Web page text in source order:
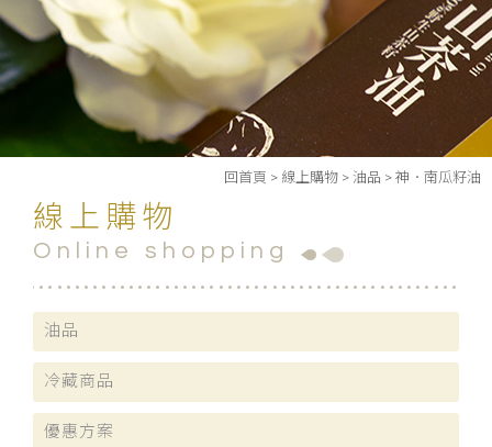
回首頁 > 線上購物 > 油品 > 神．南瓜籽油
線上購物
Online shopping
油品
冷藏商品
優惠方案